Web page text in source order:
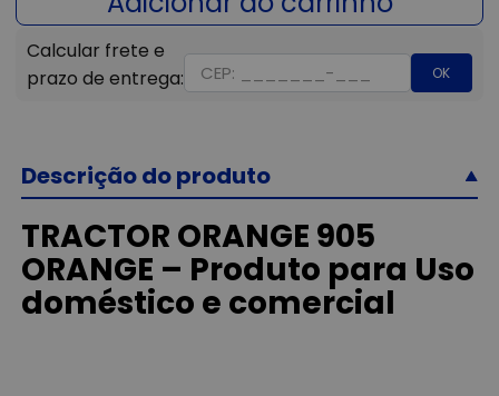
OK
Descrição do produto
TRACTOR ORANGE 905
ORANGE – Produto para Uso
doméstico e comercial